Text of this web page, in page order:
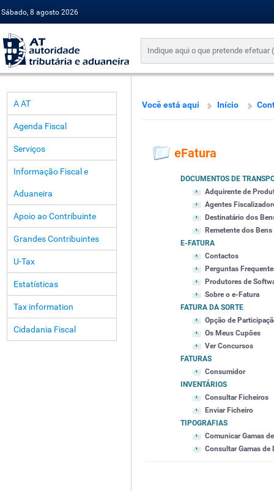
Sábado, 8 agosto 2026
A AT
Agenda Fiscal
Serviços
Informação Fiscal e
Aduaneira
Apoio ao Contribuinte
Grandes Contribuintes
U-Tax
Estatísticas
Tax information
Cidadania Fiscal
Você está aqui Início
eFatura
DOCUMENTOS DE
Adquirente de
Agentes
Destinatário dos
Remetente dos Bens
E-FATURA
Contactos
Perguntas
Produtores de
Sobre o e-Fatura
FATURA DA SORTE
Opção de
Os Meus Cupões
Ver Concursos
FATURAS
Consumidor
INVENTÁRIOS
Consultar Ficheiros
Enviar Ficheiro
TIPOGRAFIAS
Comunicar Gamas
Consultar Gamas de